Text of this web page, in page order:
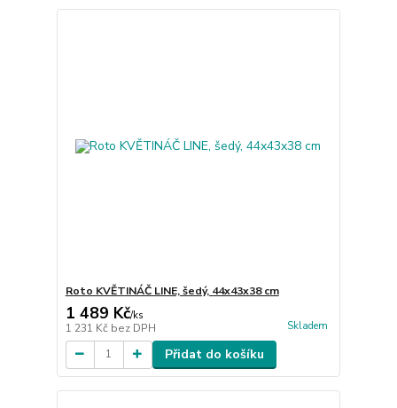
Roto KVĚTINÁČ LINE, šedý, 44x43x38 cm
1 489 Kč/ks
1 231 Kč bez DPH Skladem
Přidat do košíku